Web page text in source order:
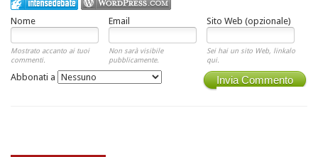
Nome Email Sito Web (opzionale)
Mostrato accanto ai tuoi
commenti.
Non sarà visibile
pubblicamente.
Sei hai un sito Web, linkalo
qui.
Invia Commento
Abbonati a